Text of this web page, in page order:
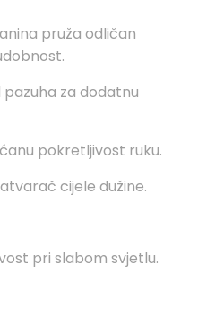
pruža odličan
za dodatnu
pokretljivost ruku.
cijele dužine.
pri slabom svjetlu.